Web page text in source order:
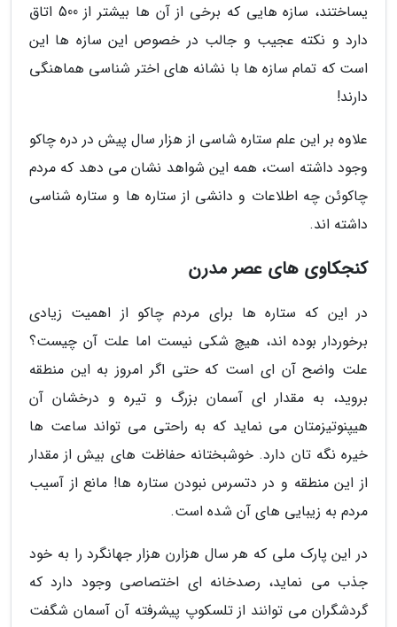
یساختند، سازه هایی که برخی از آن ها بیشتر از 500 اتاق
دارد و نکته عجیب و جالب در خصوص این سازه ها این
است که تمام سازه ها با نشانه های اختر شناسی هماهنگی
دارند!
علاوه بر این علم ستاره شاسی از هزار سال پیش در دره چاکو
وجود داشته است، همه این شواهد نشان می دهد که مردم
چاکوئن چه اطلاعات و دانشی از ستاره ها و ستاره شناسی
داشته اند.
کنجکاوی های عصر مدرن
در این که ستاره ها برای مردم چاکو از اهمیت زیادی
برخوردار بوده اند، هیچ شکی نیست اما علت آن چیست؟
علت واضح آن ای است که حتی اگر امروز به این منطقه
بروید، به مقدار ای آسمان بزرگ و تیره و درخشان آن
هیپنوتیزمتان می نماید که به راحتی می تواند ساعت ها
خیره نگه تان دارد. خوشبختانه حفاظت های بیش از مقدار
از این منطقه و در دتسرس نبودن ستاره ها! مانع از آسیب
مردم به زیبایی های آن شده است.
در این پارک ملی که هر سال هزارن هزار جهانگرد را به خود
جذب می نماید، رصدخانه ای اختصاصی وجود دارد که
گردشگران می توانند از تلسکوپ پیشرفته آن آسمان شگفت